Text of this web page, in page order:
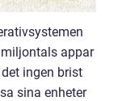
appar
ingen brist
sina enheter